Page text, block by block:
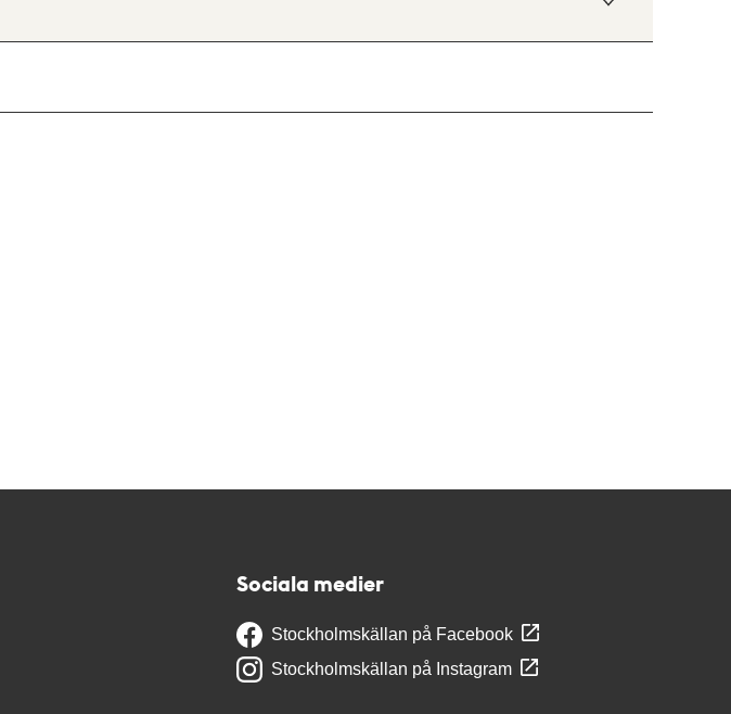
Sociala medier
Stockholmskällan på Facebook
Stockholmskällan på Instagram